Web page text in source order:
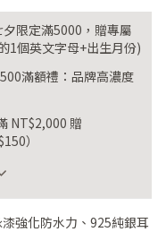
夕限定滿5000，贈專屬
1個英文字母+出生月份)
滿額禮：品牌高濃度
NT$2,000 贈
）
強化防水力、925純銀耳